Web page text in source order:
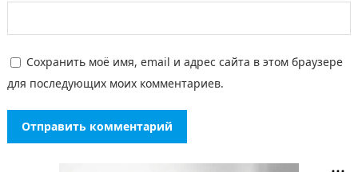
Сохранить моё имя, email и адрес сайта в этом браузере
для последующих моих комментариев.